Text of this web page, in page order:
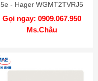
5e - Hager WGMT2TVRJ5
Gọi ngay: 0909.067.950
Ms.Châu